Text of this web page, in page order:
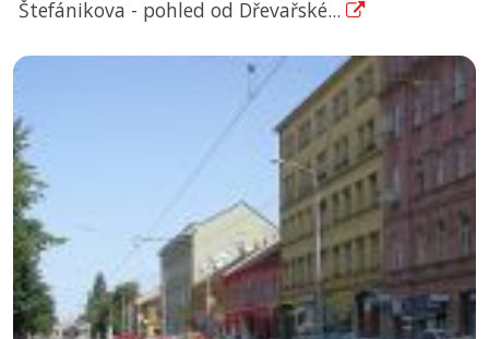
Štefánikova - pohled od Dřevařské...